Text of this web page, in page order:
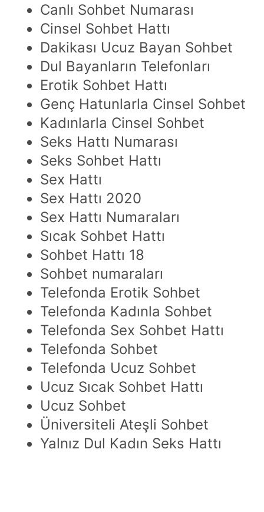
Canlı Sohbet Numarası
Cinsel Sohbet Hattı
Dakikası Ucuz Bayan Sohbet
Dul Bayanların Telefonları
Erotik Sohbet Hattı
Genç Hatunlarla Cinsel Sohbet
Kadınlarla Cinsel Sohbet
Seks Hattı Numarası
Seks Sohbet Hattı
Sex Hattı
Sex Hattı 2020
Sex Hattı Numaraları
Sıcak Sohbet Hattı
Sohbet Hattı 18
Sohbet numaraları
Telefonda Erotik Sohbet
Telefonda Kadınla Sohbet
Telefonda Sex Sohbet Hattı
Telefonda Sohbet
Telefonda Ucuz Sohbet
Ucuz Sıcak Sohbet Hattı
Ucuz Sohbet
Üniversiteli Ateşli Sohbet
Yalnız Dul Kadın Seks Hattı